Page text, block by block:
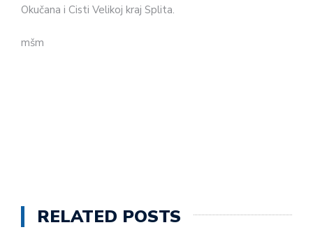
Okučana i Cisti Velikoj kraj Splita.
mšm
RELATED POSTS